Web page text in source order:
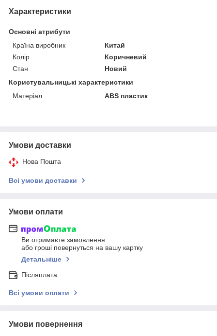
Характеристики
Основні атрибути
Країна виробник
Китай
Колір
Коричневий
Стан
Новий
Користувальницькі характеристики
Матеріал
ABS пластик
Умови доставки
Нова Пошта
Всі умови доставки
Умови оплати
Ви отримаєте замовлення
або гроші повернуться на вашу картку
Детальніше
Післяплата
Всі умови оплати
Умови повернення